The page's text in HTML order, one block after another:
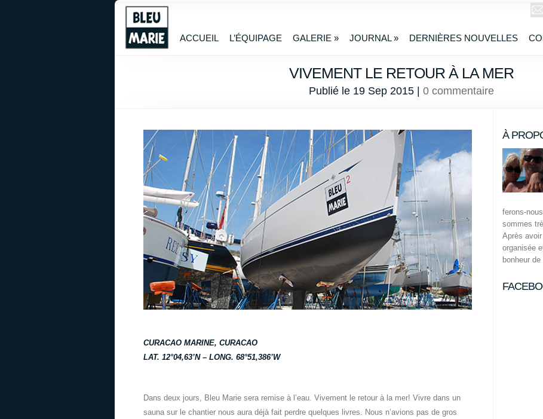
ACCUEIL L’ÉQUIPAGE GALERIE » JOURNAL» DERNIÈRES NOUVELLES
VIVEMENT LE RETOUR À LA MER
Publié le 19 Sep 2015 | 0 commentaire
CURACAO MARINE, CURACAO
LAT. 12°04,63’N – LONG. 68°51,386’W
Dans deux jours, Bleu Marie sera remise à l’eau. Vivement le retour à la mer! Vivre dans un
sauna sur le chantier nous aura déjà fait perdre quelques livres. Nous n’avions pas de gros
À
ferons-
sommes
Après
organisée
bonheur